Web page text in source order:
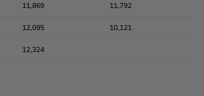
11,869 11,792
12,095 10,121
12,324